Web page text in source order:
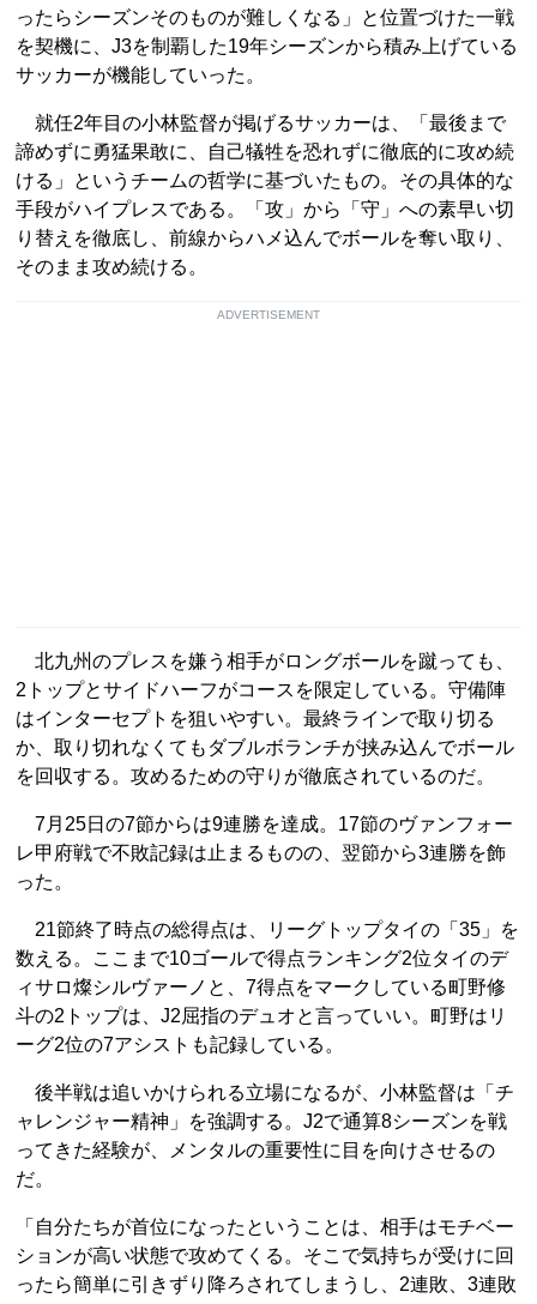
ったらシーズンそのものが難しくなる」と位置づけた一戦
を契機に、J3を制覇した19年シーズンから積み上げている
サッカーが機能していった。
就任2年目の小林監督が掲げるサッカーは、「最後まで
諦めずに勇猛果敢に、自己犠牲を恐れずに徹底的に攻め続
ける」というチームの哲学に基づいたもの。その具体的な
手段がハイプレスである。「攻」から「守」への素早い切
り替えを徹底し、前線からハメ込んでボールを奪い取り、
そのまま攻め続ける。
ADVERTISEMENT
北九州のプレスを嫌う相手がロングボールを蹴っても、
2トップとサイドハーフがコースを限定している。守備陣
はインターセプトを狙いやすい。最終ラインで取り切る
か、取り切れなくてもダブルボランチが挟み込んでボール
を回収する。攻めるための守りが徹底されているのだ。
7月25日の7節からは9連勝を達成。17節のヴァンフォー
レ甲府戦で不敗記録は止まるものの、翌節から3連勝を飾
った。
21節終了時点の総得点は、リーグトップタイの「35」を
数える。ここまで10ゴールで得点ランキング2位タイのデ
ィサロ燦シルヴァーノと、7得点をマークしている町野修
斗の2トップは、J2屈指のデュオと言っていい。町野はリ
ーグ2位の7アシストも記録している。
後半戦は追いかけられる立場になるが、小林監督は「チ
ャレンジャー精神」を強調する。J2で通算8シーズンを戦
ってきた経験が、メンタルの重要性に目を向けさせるの
だ。
「自分たちが首位になったということは、相手はモチベー
ションが高い状態で攻めてくる。そこで気持ちが受けに回
ったら簡単に引きずり降ろされてしまうし、2連敗、3連敗